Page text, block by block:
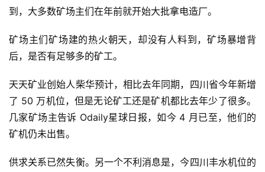
到，大多数矿场主们在年前就开始大批拿电造厂。
矿场主们矿场建的热火朝天，却没有人料到，矿场暴增背
后，是否有足够多的矿工。
天天矿业创始人柴华预计，相比去年同期，四川省今年新增
了 50 万机位，但是无论矿工还是矿机都比去年少了很多。
几家矿场主告诉 Odaily星球日报，如今 4 月已至，他们的
矿机仍未出售。
供求关系已然失衡。另一个不利消息是，今四川丰水机位的